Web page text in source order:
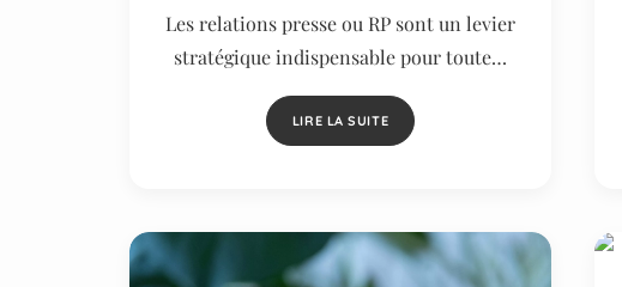
Les relations presse ou RP sont un levier
stratégique indispensable pour toute…
LIRE LA SUITE